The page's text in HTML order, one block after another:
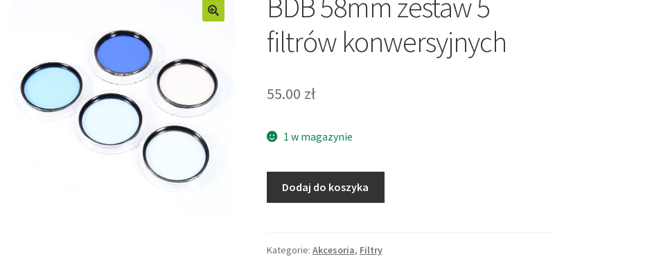
filtrów konwersyjnych
55.00 zł
1 w magazynie
5
Dodaj do koszyka
Kategorie: Akcesoria, Filtry